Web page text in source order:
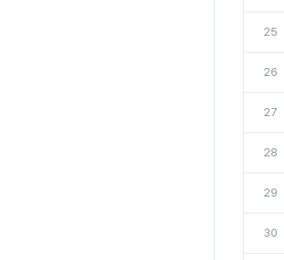
25
26
27
28
29
30